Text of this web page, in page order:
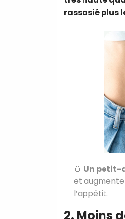
rassasié plus
🥚 Un petit-
et
l’appétit.
2. Moins